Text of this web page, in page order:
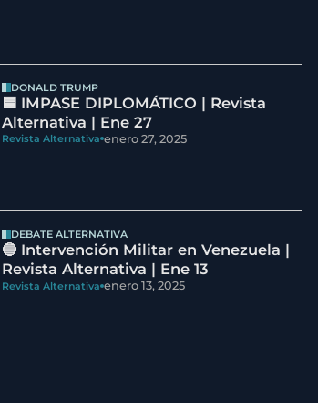
DONALD TRUMP
🟦 IMPASE DIPLOMÁTICO | Revista
Alternativa | Ene 27
Revista Alternativa enero 27, 2025
DEBATE ALTERNATIVA
🔵 Intervención Militar en Venezuela |
Revista Alternativa | Ene 13
Revista Alternativa enero 13, 2025